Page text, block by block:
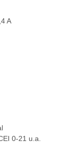
A
0-21 u.a.